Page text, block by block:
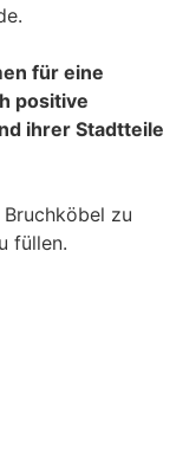
für eine
positive
ihrer Stadtteile
zu
füllen.